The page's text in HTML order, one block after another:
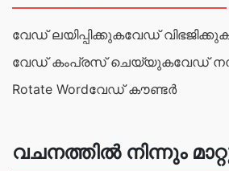
വേഡ് ലയിപ്പിക്കുകവേഡ്
വേഡ് കംപ്രസ് ചെയ്യുകവേഡ്
Rotate Wordവേഡ് കൗണ്ടർ
വചനത്തില്‍ നിന്നും